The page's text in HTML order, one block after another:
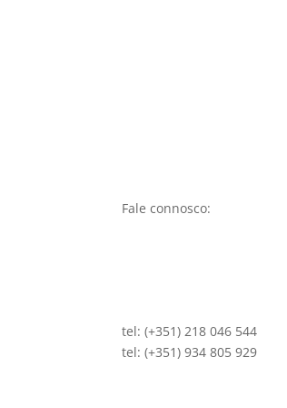
Fale connosco:
tel: (+351) 218 046 544
tel: (+351) 934 805 929